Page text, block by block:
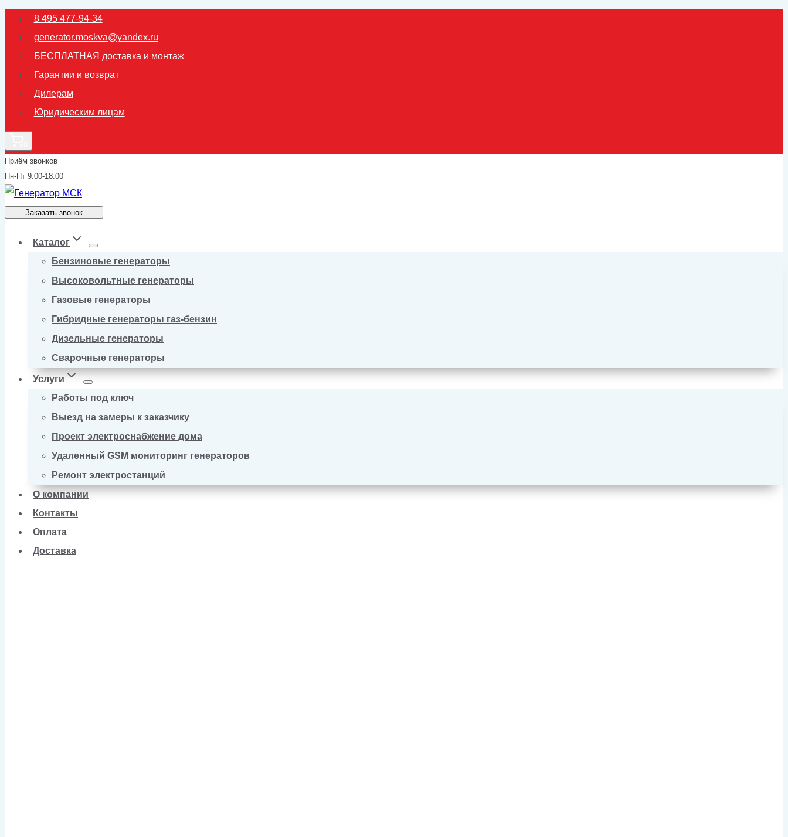
Перейти
содержимому
8 495 477-94-34
generator.moskva@yandex.ru
БЕСПЛАТНАЯ доставка и монтаж
Гарантии и возврат
Дилерам
Юридическим лицам
Приём звонков
Пн-Пт 9:00-18:00
Заказать звонок
Каталог
Бензиновые генераторы
Высоковольтные генераторы
Газовые генераторы
Гибридные генераторы газ-бензин
Дизельные генераторы
Сварочные генераторы
Услуги
Работы под ключ
Выезд на замеры к заказчику
Проект электроснабжение дома
Удаленный GSM мониторинг генераторов
Ремонт электростанций
О компании
Контакты
Оплата
Доставка